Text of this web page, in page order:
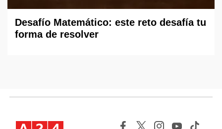
Desafío Matemático: este reto desafía tu
forma de resolver